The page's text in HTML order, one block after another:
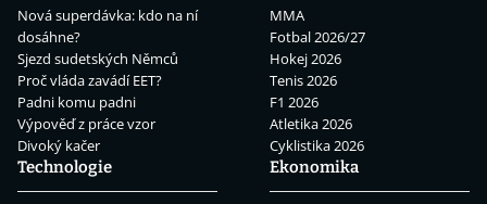
Nová superdávka: kdo na ní
dosáhne?
Sjezd sudetských Němců
Proč vláda zavádí EET?
Padni komu padni
Výpověď z práce vzor
Divoký kačer
MMA
Fotbal 2026/27
Hokej 2026
Tenis 2026
F1 2026
Atletika 2026
Cyklistika 2026
Technologie
Ekonomika